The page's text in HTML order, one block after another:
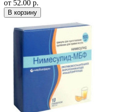
от 52.00 р.
В корзину